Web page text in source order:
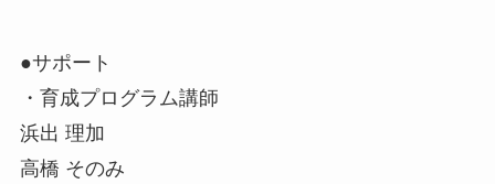
●サポート
・育成プログラム講師
浜出 理加
高橋 そのみ